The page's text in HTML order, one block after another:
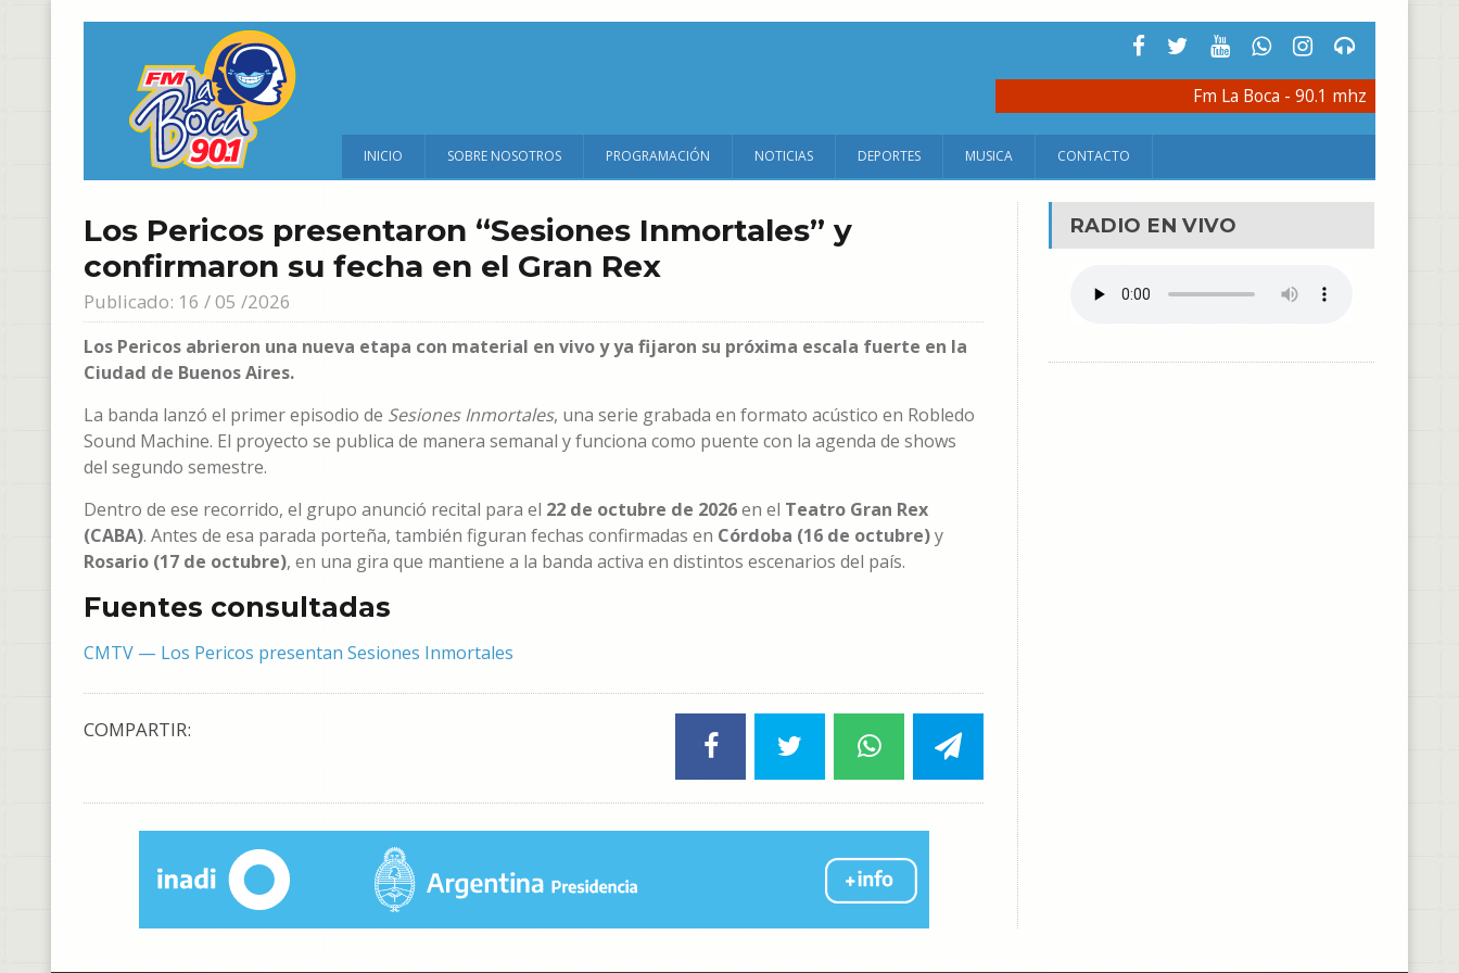
Fm La Boca - 90.1 mhz
INICIO SOBRE NOSOTROS PROGRAMACIÓN NOTICIAS DEPORTES MUSICA CONTACTO
Los Pericos presentaron “Sesiones Inmortales” y
confirmaron su fecha en el Gran Rex
Publicado: 16 / 05 /2026
Los Pericos abrieron una nueva etapa con material en vivo y ya fijaron su próxima escala fuerte en la
Ciudad de Buenos Aires.
La banda lanzó el primer episodio de Sesiones Inmortales, una serie grabada en formato acústico en Robledo
Sound Machine. El proyecto se publica de manera semanal y funciona como puente con la agenda de shows
del segundo semestre.
Dentro de ese recorrido, el grupo anunció recital para el 22 de octubre de 2026en el Teatro Gran Rex
(CABA). Antes de esa parada porteña, también figuran fechas confirmadas en Córdoba (16 de octubre)y
Rosario (17 de octubre), en una gira que mantiene a la banda activa en distintos escenarios del país.
Fuentes consultadas
CMTV — Los Pericos presentan Sesiones Inmortales
COMPARTIR:
RADIO EN VIVO